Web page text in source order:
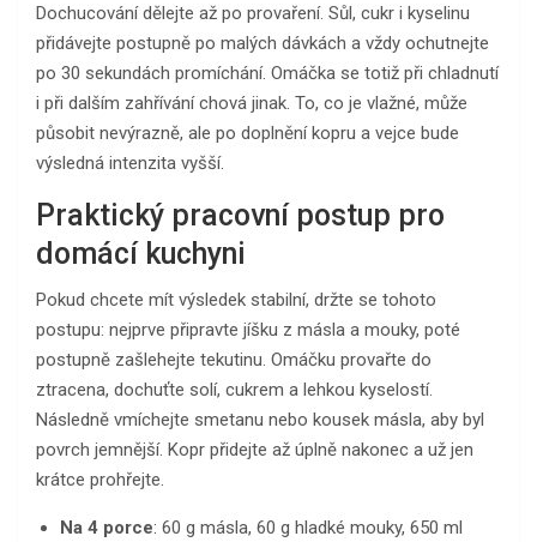
Dochucování dělejte až po provaření. Sůl, cukr i kyselinu
přidávejte postupně po malých dávkách a vždy ochutnejte
po 30 sekundách promíchání. Omáčka se totiž při chladnutí
i při dalším zahřívání chová jinak. To, co je vlažné, může
působit nevýrazně, ale po doplnění kopru a vejce bude
výsledná intenzita vyšší.
Praktický pracovní postup pro
domácí kuchyni
Pokud chcete mít výsledek stabilní, držte se tohoto
postupu: nejprve připravte jíšku z másla a mouky, poté
postupně zašlehejte tekutinu. Omáčku provařte do
ztracena, dochuťte solí, cukrem a lehkou kyselostí.
Následně vmíchejte smetanu nebo kousek másla, aby byl
povrch jemnější. Kopr přidejte až úplně nakonec a už jen
krátce prohřejte.
Na 4 porce: 60 g másla, 60 g hladké mouky, 650 ml